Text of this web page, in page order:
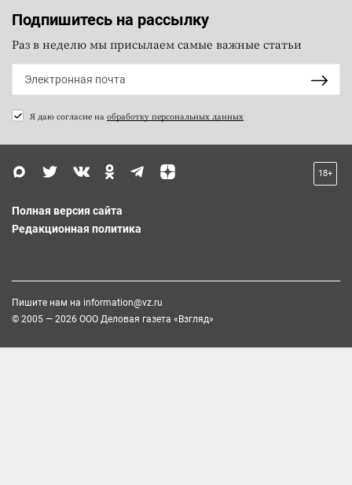
Подпишитесь на рассылку
Раз в неделю мы присылаем самые важные статьи
Я даю согласие на обработку персональных данных
18+
Полная версия сайта
Редакционная политика
Пишите нам на information@vz.ru
© 2005 — 2026 ООО Деловая газета «Взгляд»